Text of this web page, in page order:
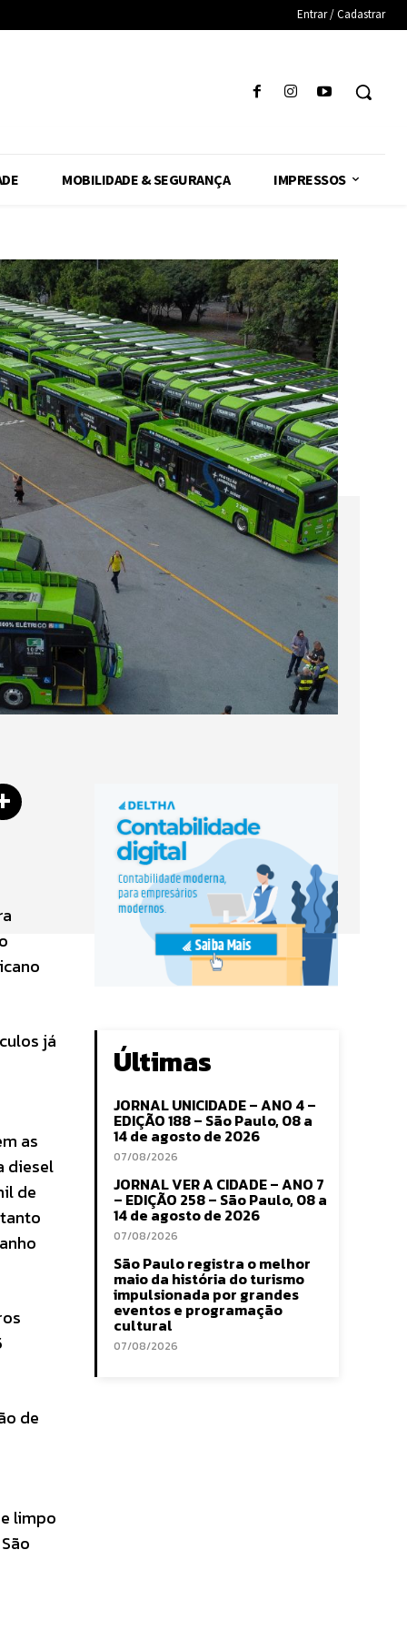
Entrar / Cadastrar
MOBILIDADE & SEGURANÇA IMPRESSOS
já
as
diesel
de
de
limpo
Últimas
JORNAL UNICIDADE – ANO 4 –
EDIÇÃO 188 – São Paulo, 08 a
14 de agosto de 2026
07/08/2026
JORNAL VER A CIDADE – ANO 7
– EDIÇÃO 258 – São Paulo, 08 a
14 de agosto de 2026
07/08/2026
São Paulo registra o melhor
maio da história do turismo
impulsionada por grandes
eventos e programação
cultural
07/08/2026